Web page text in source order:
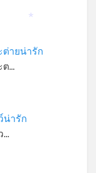
ายน่ารัก
ต…
น่ารัก
…